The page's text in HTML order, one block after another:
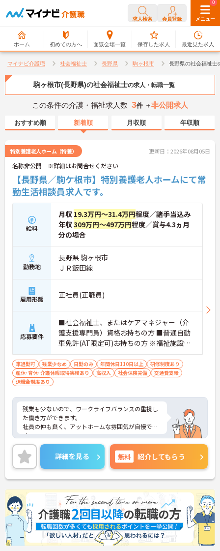
求人検索 会員登録 メニュー
ホーム 初めての方へ 面談会場一覧
0
保存した求人
0
最近見た求人
マイナビ介護職 社会福祉士 長野県 駒ヶ根市 長野県の社会福祉士
駒ヶ根市(長野県)の社会福祉士の求人・転職一覧
この条件の介護・福祉求人数 3件 ＋非公開求人
おすすめ順 新着順 月収順 年収順
特別養護老人ホーム（特養） 更新日：2026年08月05日
名称非公開 ※詳細はお問合せください
【長野県／駒ケ根市】特別養護老人ホームにて常
勤生活相談員求人です。
給料
月収 19.3万円～31.4万円程度／諸手当込み
年収309万円～497万円程度／賞与4.3ヵ月
分の場合
勤務地
長野県 駒ヶ根市
ＪＲ飯田線
雇用形態 正社員(正職員)
応募要件
■社会福祉士、またはケアマネジャー（介
護支援専門員）資格お持ちの方 ■普通自動
車免許(AT限定可)お持ちの方 ※福祉施設等
での相談業務経験者 ※パソコン操作可能な
方(ワード・エクセル・専用ソフト)
車通勤可 残業少なめ 日勤のみ 年間休日110日以上
研修制度あり
産休･育休･介護休暇取得実績あり
高収入 社会保険完備
交通費支給
退職金制度あり
残業も少ないので、ワークライフバランスの重視し
た働き方ができます。
社員の仲も良く、アットホームな雰囲気が自慢で
す。
ご興味ある方には、面接対策ポイントなど、詳細を
お話しいたしますのでお気軽にご相談ください。
詳細を見る 無料 紹介してもらう